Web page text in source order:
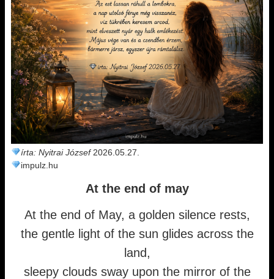
írta: Nyitrai József2026.05.27.
impulz.hu
At the end of may
At the end of May, a golden silence rests,
the gentle light of the sun glides across the
land,
sleepy clouds sway upon the mirror of the